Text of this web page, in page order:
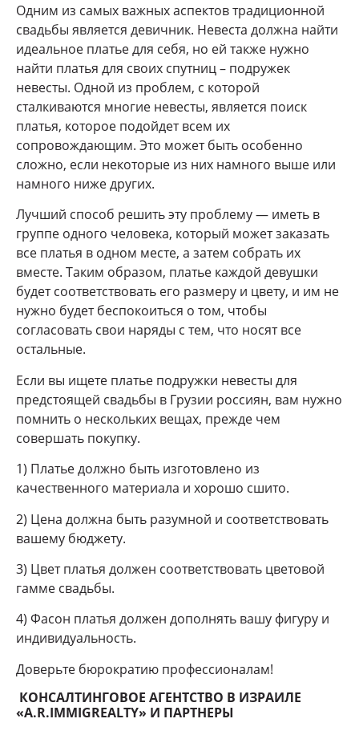
Одним из самых важных аспектов традиционной
свадьбы является девичник. Невеста должна найти
идеальное платье для себя, но ей также нужно
найти платья для своих спутниц – подружек
невесты. Одной из проблем, с которой
сталкиваются многие невесты, является поиск
платья, которое подойдет всем их
сопровождающим. Это может быть особенно
сложно, если некоторые из них намного выше или
намного ниже других.
Лучший способ решить эту проблему — иметь в
группе одного человека, который может заказать
все платья в одном месте, а затем собрать их
вместе. Таким образом, платье каждой девушки
будет соответствовать его размеру и цвету, и им не
нужно будет беспокоиться о том, чтобы
согласовать свои наряды с тем, что носят все
остальные.
Если вы ищете платье подружки невесты для
предстоящей свадьбы в Грузии россиян, вам нужно
помнить о нескольких вещах, прежде чем
совершать покупку.
1) Платье должно быть изготовлено из
качественного материала и хорошо сшито.
2) Цена должна быть разумной и соответствовать
вашему бюджету.
3) Цвет платья должен соответствовать цветовой
гамме свадьбы.
4) Фасон платья должен дополнять вашу фигуру и
индивидуальность.
Доверьте бюрократию профессионалам!
КОНСАЛТИНГОВОЕ АГЕНТСТВО В ИЗРАИЛЕ
«A.R.IMMIGREALTY» И ПАРТНЕРЫ